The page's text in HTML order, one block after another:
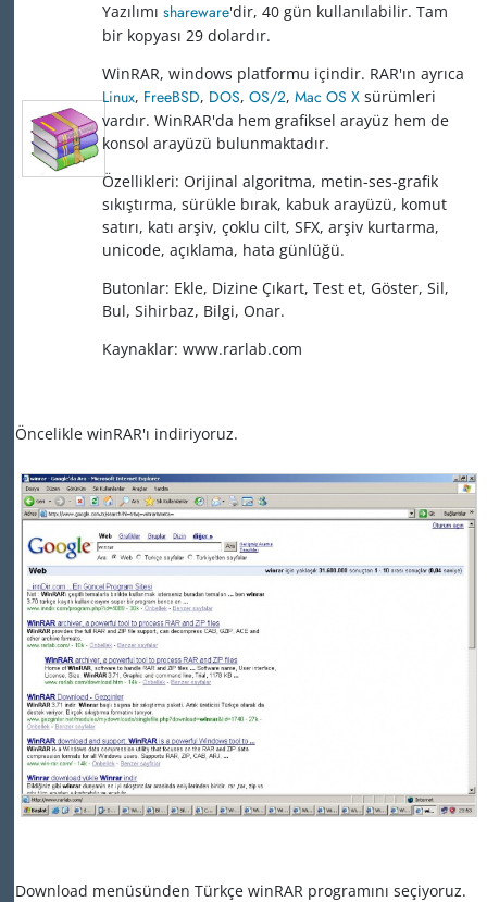
Yazılımı shareware'dir, 40 gün kullanılabilir. Tam
bir kopyası 29 dolardır.
WinRAR, windows platformu içindir. RAR'ın ayrıca
Linux, FreeBSD, DOS, OS/2, Mac OS X sürümleri
vardır. WinRAR'da hem grafiksel arayüz hem de
konsol arayüzü bulunmaktadır.
Özellikleri: Orijinal algoritma, metin-ses-grafik
sıkıştırma, sürükle bırak, kabuk arayüzü, komut
satırı, katı arşiv, çoklu cilt, SFX, arşiv kurtarma,
unicode, açıklama, hata günlüğü.
Butonlar: Ekle, Dizine Çıkart, Test et, Göster, Sil,
Bul, Sihirbaz, Bilgi, Onar.
Kaynaklar: www.rarlab.com
Öncelikle winRAR'ı indiriyoruz.
Download menüsünden Türkçe winRAR programını seçiyoruz.